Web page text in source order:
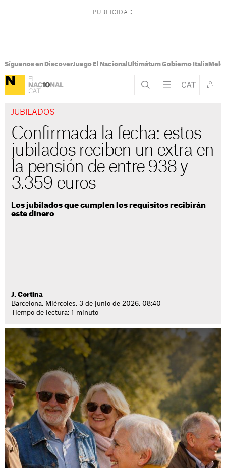
Síguenos en DiscoverJuego El Nacional Ultimátum Gobierno Italia
JUBILADOS
Confirmada la fecha: estos
jubilados reciben un extra en
la pensión de entre 938 y
3.359 euros
Los jubilados que cumplen los requisitos recibirán
este dinero
J. Cortina
Barcelona. Miércoles, 3 de junio de 2026. 08:40
Tiempo de lectura: 1 minuto